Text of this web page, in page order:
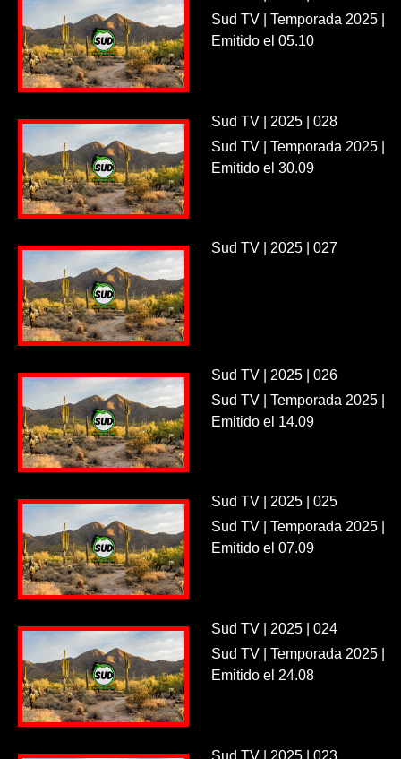
Sud TV | Temporada 2025 |
Emitido el 05.10
Sud TV | 2025 | 028
Sud TV | Temporada 2025 |
Emitido el 30.09
Sud TV | 2025 | 027
Sud TV | 2025 | 026
Sud TV | Temporada 2025 |
Emitido el 14.09
Sud TV | 2025 | 025
Sud TV | Temporada 2025 |
Emitido el 07.09
Sud TV | 2025 | 024
Sud TV | Temporada 2025 |
Emitido el 24.08
Sud TV | 2025 | 023